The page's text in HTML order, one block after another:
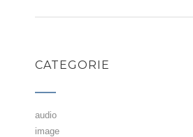
CATEGORIE
audio
image